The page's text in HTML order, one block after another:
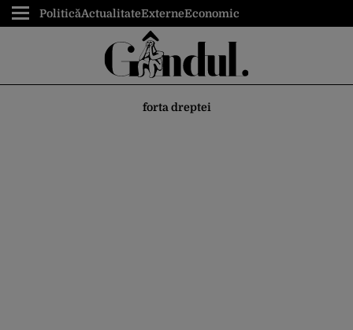
PoliticăActualitateExterneEconomic
forta dreptei